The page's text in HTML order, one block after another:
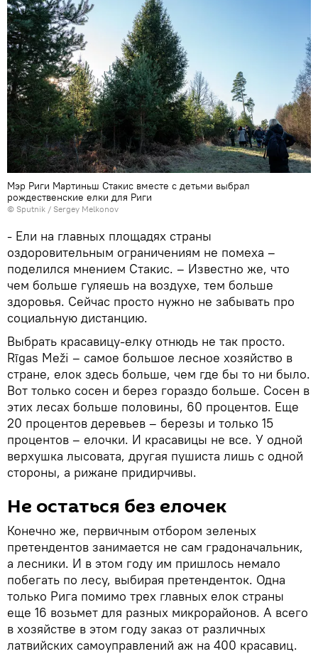
Мэр Риги Мартиньш Стакис вместе с детьми выбрал
рождественские елки для Риги
© Sputnik / Sergey Melkonov
- Ели на главных площадях страны
оздоровительным ограничениям не помеха –
поделился мнением Стакис. – Известно же, что
чем больше гуляешь на воздухе, тем больше
здоровья. Сейчас просто нужно не забывать про
социальную дистанцию.
Выбрать красавицу-елку отнюдь не так просто.
Rīgas Meži – самое большое лесное хозяйство в
стране, елок здесь больше, чем где бы то ни было.
Вот только сосен и берез гораздо больше. Сосен в
этих лесах больше половины, 60 процентов. Еще
20 процентов деревьев – березы и только 15
процентов – елочки. И красавицы не все. У одной
верхушка лысовата, другая пушиста лишь с одной
стороны, а рижане придирчивы.
Не остаться без елочек
Конечно же, первичным отбором зеленых
претендентов занимается не сам градоначальник,
а лесники. И в этом году им пришлось немало
побегать по лесу, выбирая претенденток. Одна
только Рига помимо трех главных елок страны
еще 16 возьмет для разных микрорайонов. А всего
в хозяйстве в этом году заказ от различных
латвийских самоуправлений аж на 400 красавиц.